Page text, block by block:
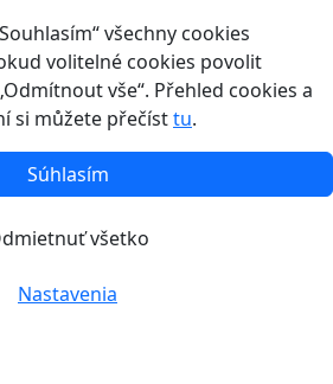
všechny cookies
volitelné cookies povolit
vše“. Přehled cookies a
si můžete přečísttu.
Súhlasím
všetko
Nastavenia